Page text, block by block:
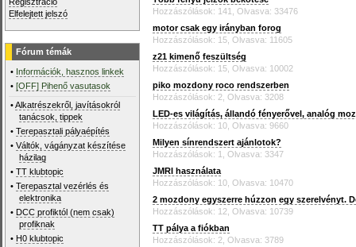
Elfelejtett jelszó
Fórum témák
• Információk, hasznos linkek
•[OFF] Pihenő vasutasok
•Alkatrészekről, javításokról
tanácsok, tippek
•Terepasztali pályaépítés
•Váltók, vágányzat készítése
házilag
•TT klubtopic
•Terepasztal vezérlés és
elektronika
• DCC profiktól (nem csak)
profiknak
• H0 klubtopic
Hozzászólások: 141, Olvasva: 33476
motor csak egy irányban forog
Hozzászólások: 15, Olvasva: 11605
z21 kimenő feszültség
Hozzászólások: 15, Olvasva: 10002
piko mozdony roco rendszerben
Hozzászólások: 2, Olvasva: 3208
LED-es világítás, állandó fényerővel, analóg
Hozzászólások: 10, Olvasva: 9660
Milyen sínrendszert ajánlotok?
Hozzászólások: 1, Olvasva: 3347
JMRI használata
Hozzászólások: 10, Olvasva: 10470
2 mozdony egyszerre húzzon egy szerelvényt.
Hozzászólások: 12, Olvasva: 10739
TT pálya a fiókban
Hozzászólások: 2, Olvasva: 3789